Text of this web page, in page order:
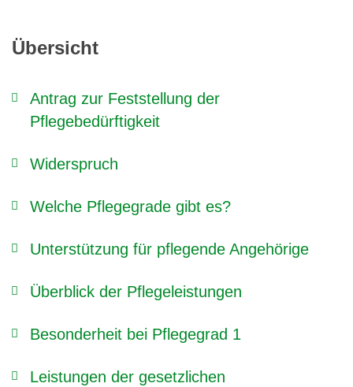
Übersicht
Antrag zur Feststellung der
Pflegebedürftigkeit
Widerspruch
Welche Pflegegrade gibt es?
Unterstützung für pflegende Angehörige
Überblick der Pflegeleistungen
Besonderheit bei Pflegegrad 1
Leistungen der gesetzlichen